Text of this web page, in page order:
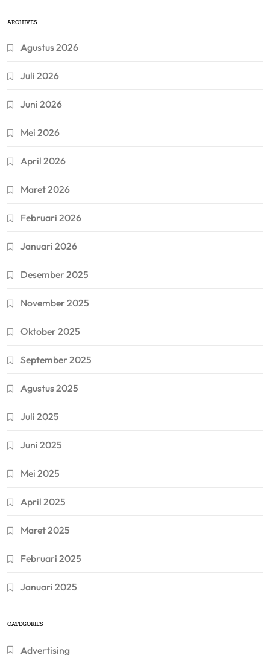
ARCHIVES
Agustus 2026
Juli 2026
Juni 2026
Mei 2026
April 2026
Maret 2026
Februari 2026
Januari 2026
Desember 2025
November 2025
Oktober 2025
September 2025
Agustus 2025
Juli 2025
Juni 2025
Mei 2025
April 2025
Maret 2025
Februari 2025
Januari 2025
CATEGORIES
Advertising